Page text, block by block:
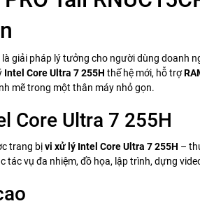
là giải pháp lý tưởng cho người dùng doanh
Intel Core Ultra 7 255H thế hệ mới, hỗ trợ
mẽ trong một thân máy nhỏ gọn.
Core Ultra 7 255H
trang bịvi xử lý Intel Core Ultra 7 255H –
tác vụ đa nhiệm, đồ họa, lập trình, dựng